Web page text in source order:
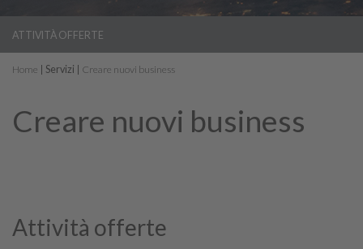
ATTIVITÀ OFFERTE
Home Servizi Creare nuovi business
Creare nuovi business
Attività offerte